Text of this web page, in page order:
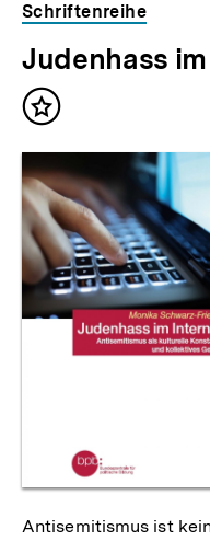
Schriftenreihe
Judenhass
Inhalt
Antisemitismus ist